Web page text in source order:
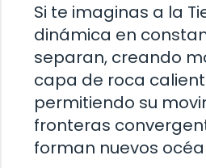
Si te imaginas a la
dinámica en
separan, creando
capa de roca
permitiendo su
fronteras
forman nuevos